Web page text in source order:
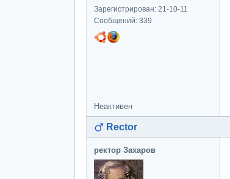
Зарегистрирован: 21-10-11
Сообщений: 339
Неактивен
Rector
ректор Захаров